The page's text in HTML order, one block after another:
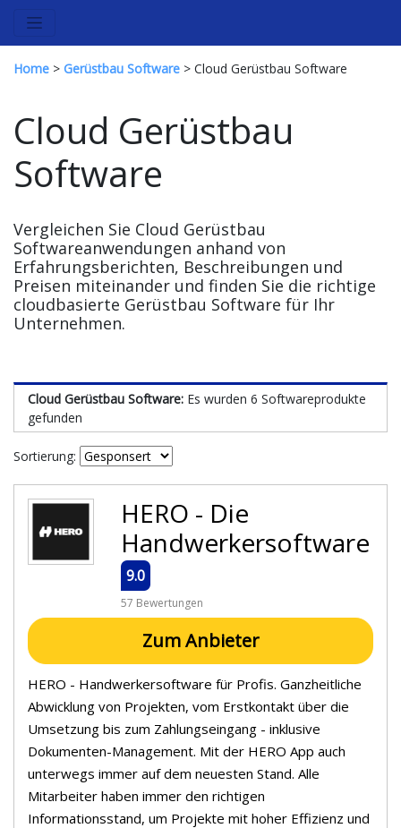
Home > Gerüstbau Software > Cloud Gerüstbau Software
Cloud Gerüstbau
Software
Vergleichen Sie Cloud Gerüstbau
Softwareanwendungen anhand von
Erfahrungsberichten, Beschreibungen und
Preisen miteinander und finden Sie die richtige
cloudbasierte Gerüstbau Software für Ihr
Unternehmen.
Cloud Gerüstbau Software: Es wurden 6 Softwareprodukte
gefunden
Sortierung:
HERO - Die
Handwerkersoftware
9.0
57 Bewertungen
Zum Anbieter
HERO - Handwerkersoftware für Profis. Ganzheitliche
Abwicklung von Projekten, vom Erstkontakt über die
Umsetzung bis zum Zahlungseingang - inklusive
Dokumenten-Management. Mit der HERO App auch
unterwegs immer auf dem neuesten Stand. Alle
Mitarbeiter haben immer den richtigen
Informationsstand, um Projekte mit hoher Effizienz und